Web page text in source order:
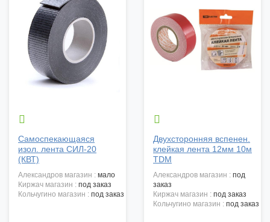

Самоспекающаяся
изол. лента СИЛ-20
(КВТ)
александров магазин : мало
киржач магазин : под заказ
кольчугино магазин : под заказ

Двухсторонняя вспенен.
клейкая лента 12мм 10м
TDM
александров магазин : под
заказ
киржач магазин : под заказ
кольчугино магазин : под заказ